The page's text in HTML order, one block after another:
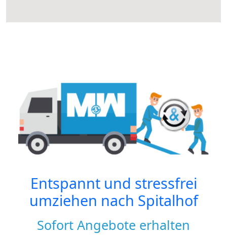
Entspannt und stressfrei
umziehen nach Spitalhof
Sofort Angebote erhalten